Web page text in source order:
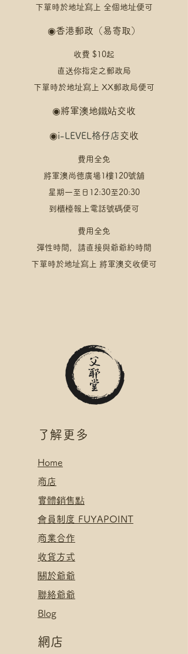
​下單時於地址寫上 全個地址便可
◉香港郵政（易寄取）
收費 $10起
直送你指定之郵政局
​下單時於地址寫上 XX郵政局便可
◉將軍澳地鐵站交收
◉i-LEVEL格仔店 交收
費用全免
將軍澳尚德廣場1樓120號舖
星期一至日12:30至20:30
​到櫃檯報上電話號碼便可
費用全免
彈性時間，請直接與爺爺約時間
​下單時於地址寫上 將軍澳交收便可
​了解更多
Home
​商店
​實體銷售點
​會員制度 FUYAPOINT
​商業合作
​收貨方式
關於爺爺
聯絡爺爺
Blog
網店